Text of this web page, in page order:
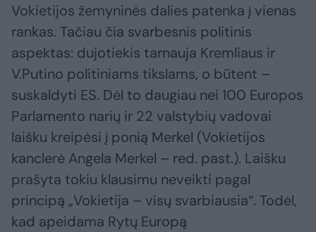
Vokietijos žemyninės dalies patenka į vienas
rankas. Tačiau čia svarbesnis politinis
aspektas: dujotiekis tarnauja Kremliaus ir
V.Putino politiniams tikslams, o būtent –
suskaldyti ES. Dėl to daugiau nei 100 Europos
Parlamento narių ir 22 valstybių vadovai
laišku kreipėsi į ponią Merkel (Vokietijos
kanclerė Angela Merkel – red. past.). Laišku
prašyta tokiu klausimu neveikti pagal
principą „Vokietija – visų svarbiausia“. Todėl,
kad apeidama Rytų Europą